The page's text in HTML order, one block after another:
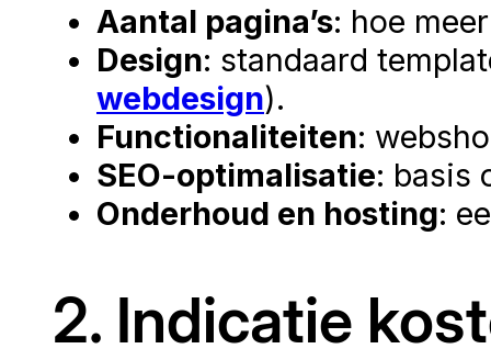
Aantal pagina’s: hoe
Design: standaard
webdesign).
Functionaliteiten:
SEO-optimalisatie: basis
Onderhoud en hosting:
2. Indicatie